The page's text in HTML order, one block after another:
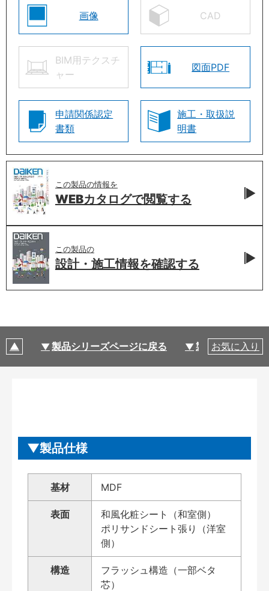
画像 CAD
BIM用テクスチ
ャー
図面PDF
申請関係認定
書類
施工・取扱説
明書
この製品の情報を
WEBカタログで閲覧する
この製品の
設計・施工情報を確認する
製品シリーズページに戻る 製品仕様
お気に入り
製品仕様
基材 MDF
表面
和風化粧シート（和室側）
ポリサンドシート張り（洋室
側）
構造
フラッシュ構造（一部ベタ
芯）